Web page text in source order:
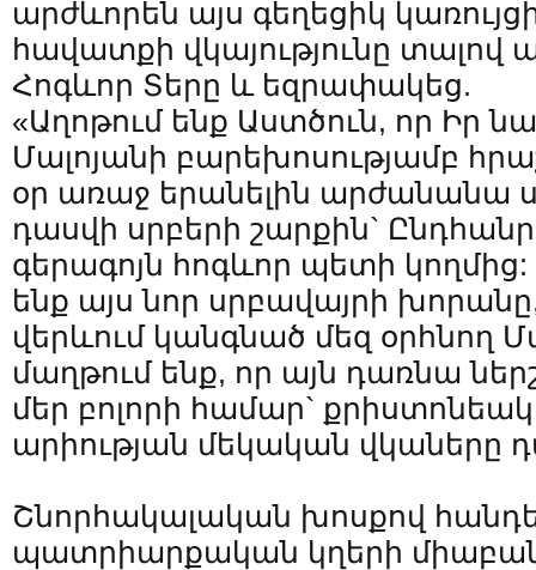
արժևորեն այս գեղեցիկ կառույցի
հավատքի վկայությունը տալով
Հոգևոր Տերը և եզրափակեց.
«Աղոթում ենք Աստծուն, որ Իր
Մալոյանի բարեխոսությամբ
օր առաջ երանելին արժանանա
դասվի սրբերի շարքին`
գերագոյն հոգևոր պետի կողմից:
ենք այս նոր սրբավայրի
վերևում կանգնած մեզ օրհնող
մաղթում ենք, որ այն դառնա
մեր բոլորի համար`
արիության մեկական վկաները
Շնորհակալական խոսքով
պատրիարքական կղերի